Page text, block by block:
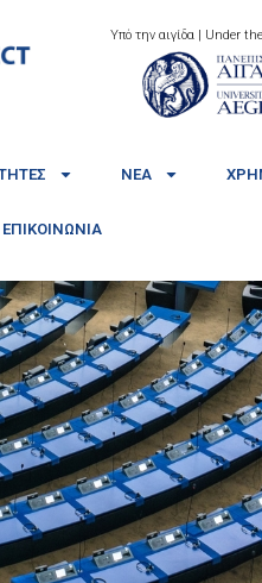
Υπό την αιγίδα | Under
ΝΈΑ
ΕΠΙΚΟΙΝΩΝΊΑ